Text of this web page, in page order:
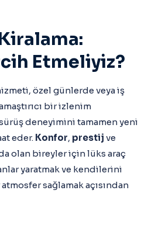
Etmeliyiz?
özel günlerde veya iş
bir izlenim
sürüş deneyimini tamamen yeni
eder. Konfor, prestij ve
olan bireyler için lüks araç
yaratmak ve kendilerini
sağlamak açısından